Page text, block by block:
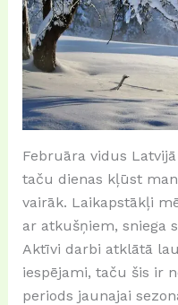
Februāra vidus
taču dienas kļūst
vairāk. Laikapstākļi
ar atkušņiem, sniega
Aktīvi darbi atklātā
iespējami, taču šis ir
periods jaunajai